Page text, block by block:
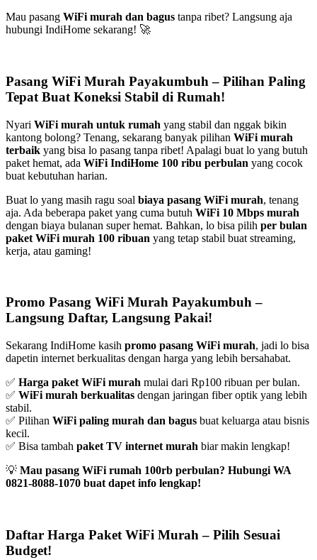
Mau pasang WiFi murah dan bagus tanpa ribet? Langsung aja
hubungi IndiHome sekarang! 🚀
Pasang WiFi Murah Payakumbuh – Pilihan Paling
Tepat Buat Koneksi Stabil di Rumah!
Nyari WiFi murah untuk rumah yang stabil dan nggak bikin
kantong bolong? Tenang, sekarang banyak pilihan WiFi murah
terbaik yang bisa lo pasang tanpa ribet! Apalagi buat lo yang butuh
paket hemat, ada WiFi IndiHome 100 ribu perbulan yang cocok
buat kebutuhan harian.
Buat lo yang masih ragu soal biaya pasang WiFi murah, tenang
aja. Ada beberapa paket yang cuma butuh WiFi 10 Mbps murah
dengan biaya bulanan super hemat. Bahkan, lo bisa pilih per bulan
paket WiFi murah 100 ribuan yang tetap stabil buat streaming,
kerja, atau gaming!
Promo Pasang WiFi Murah Payakumbuh –
Langsung Daftar, Langsung Pakai!
Sekarang IndiHome kasih promo pasang WiFi murah, jadi lo bisa
dapetin internet berkualitas dengan harga yang lebih bersahabat.
✅ Harga paket WiFi murah mulai dari Rp100 ribuan per bulan.
✅ WiFi murah berkualitas dengan jaringan fiber optik yang lebih
stabil.
✅ Pilihan WiFi paling murah dan bagus buat keluarga atau bisnis
kecil.
✅ Bisa tambah paket TV internet murah biar makin lengkap!
💡 Mau pasang WiFi rumah 100rb perbulan? Hubungi WA
0821-8088-1070 buat dapet info lengkap!
Daftar Harga Paket WiFi Murah – Pilih Sesuai
Budget!